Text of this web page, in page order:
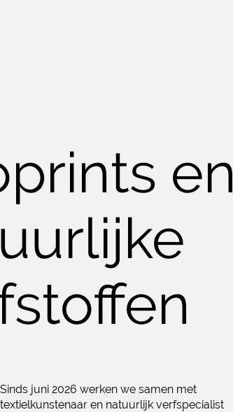
en
Sinds juni 2026 werken we samen met
textielkunstenaar en natuurlijk verfspecialist